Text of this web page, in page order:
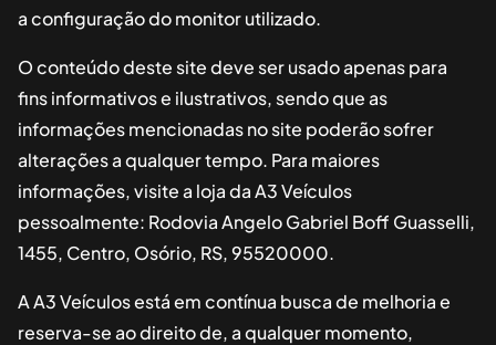
a configuração do monitor utilizado.
O conteúdo deste site deve ser usado apenas para
fins informativos e ilustrativos, sendo que as
informações mencionadas no site poderão sofrer
alterações a qualquer tempo. Para maiores
informações, visite a loja daA3 Veículos
pessoalmente: Rodovia Angelo Gabriel Boff Guasselli,
1455, Centro, Osório, RS, 95520000.
AA3 Veículosestá em contínua busca de melhoria e
reserva-se ao direito de, a qualquer momento,